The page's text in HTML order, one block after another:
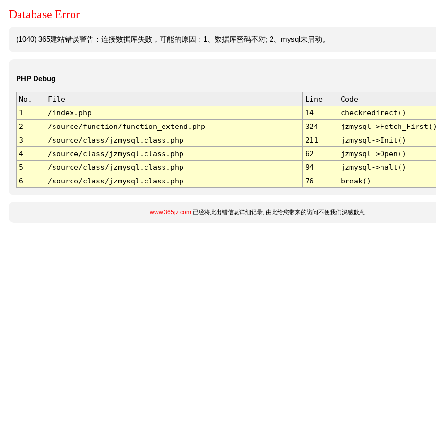
Database Error
(1040) 365建站错误警告：连接数据库失败，可能的原因：1、数据库密码不对; 2、mysql未启动。
PHP Debug
No. File Line
Code
1
/index.php 14
checkredirect()
2
/source/function/function_extend.php 324
jzmysql-
3
/source/class/jzmysql.class.php 211
jzmysql->Init()
4
/source/class/jzmysql.class.php 62
jzmysql->Open()
5
/source/class/jzmysql.class.php 94
jzmysql->halt()
6
/source/class/jzmysql.class.php 76 break()
www.365jz.com已经将此出错信息详细记录, 由此给您带来的访问不便我们深感歉意.